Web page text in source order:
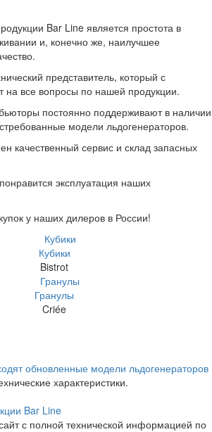
Bar Line является простота в
и, конечно же, наилучшее
представитель, который с
на все вопросы по нашей продукции.
постоянно поддерживают в наличии
модели льдогенераторов.
качественный сервис и склад запасных
эксплуатация наших
у наших дилеров в России!
Кубики
Bistrot
Гранулы
Criée
обновленные модели льдогенераторов
характеристики.
Bar Line
с полной технической информацией по